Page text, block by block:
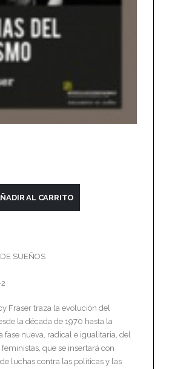
AL CARRITO
SUEÑOS
Fraser traza la evolución del
la década de 1970 hasta la
fase nueva, radical e igualitaria, del
que se insertará con
luchas contra las políticas y las